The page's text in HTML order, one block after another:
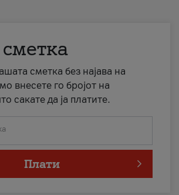
сметка без најава на
внесете го бројот на
сакате да ја платите.
Плати